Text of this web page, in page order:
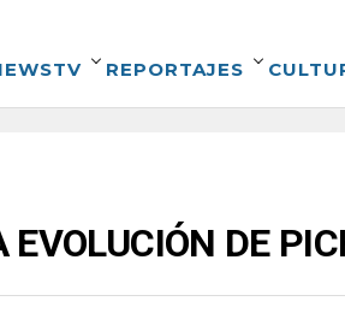
REPORTAJES
DE